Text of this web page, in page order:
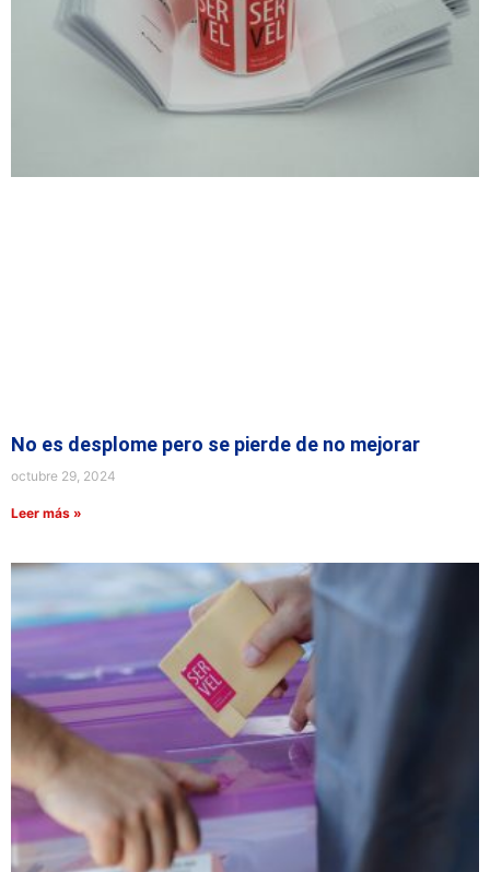
No es desplome pero se pierde de no mejorar
octubre 29, 2024
Leer más »